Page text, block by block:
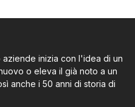
aziende inizia con l'idea di un
o eleva il già noto a un
anche i 50 anni di storia di